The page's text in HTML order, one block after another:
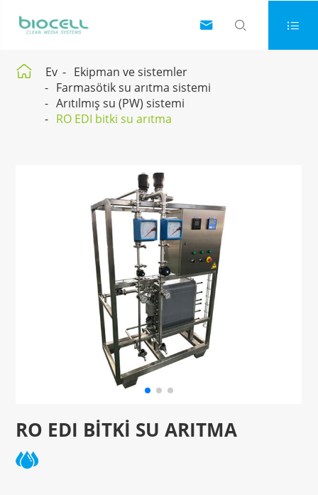
  
 Ev
Ekipman ve sistemler
Farmasötik su arıtma sistemi
Arıtılmış su (PW) sistemi
RO EDI bitki su arıtma
RO EDI BITKI SU ARITMA